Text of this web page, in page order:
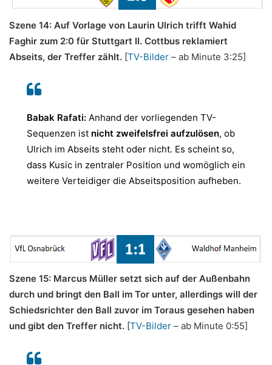
Szene 14: Auf Vorlage von Laurin Ulrich trifft Wahid
Faghir zum 2:0 für Stuttgart II. Cottbus reklamiert
Abseits, der Treffer zählt. [TV-Bilder – ab Minute 3:25]
Babak Rafati: Anhand der vorliegenden TV-
Sequenzen ist nicht zweifelsfrei aufzulösen, ob
Ulrich im Abseits steht oder nicht. Es scheint so,
dass Kusic in zentraler Position und womöglich ein
weitere Verteidiger die Abseitsposition aufheben.
Szene 15: Marcus Müller setzt sich auf der Außenbahn
durch und bringt den Ball im Tor unter, allerdings will der
Schiedsrichter den Ball zuvor im Toraus gesehen haben
und gibt den Treffer nicht. [TV-Bilder – ab Minute 0:55]